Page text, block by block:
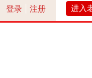
登录| 注册 进入